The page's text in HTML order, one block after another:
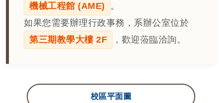
機械工程館 (AME)
。
如果您需要辦理行政事務，系辦公室位於
第三期教學大樓 2F
，歡迎蒞臨洽詢。
校區平面圖